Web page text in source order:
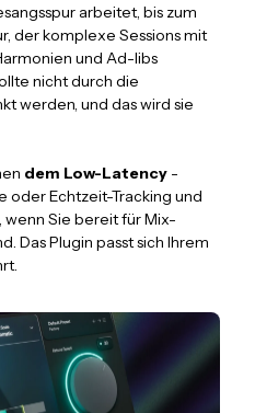
arbeitet, bis zum
der komplexe Sessions mit
und Ad-libs
nicht durch die
werden, und das wird sie
dem Low-Latency -
oder Echtzeit-Tracking und
wenn Sie bereit für Mix-
Das Plugin passt sich Ihrem